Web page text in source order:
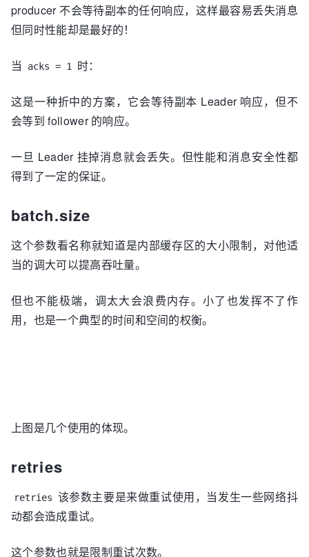
producer 不会等待副本的任何响应，这样最容易丢失消息
但同时性能却是最好的！
当 acks = 1 时：
这是一种折中的方案，它会等待副本 Leader 响应，但不
会等到 follower 的响应。
一旦 Leader 挂掉消息就会丢失。但性能和消息安全性都
得到了一定的保证。
batch.size
这个参数看名称就知道是内部缓存区的大小限制，对他适
当的调大可以提高吞吐量。
但也不能极端，调太大会浪费内存。小了也发挥不了作
用，也是一个典型的时间和空间的权衡。
上图是几个使用的体现。
retries
retries 该参数主要是来做重试使用，当发生一些网络抖
动都会造成重试。
这个参数也就是限制重试次数。